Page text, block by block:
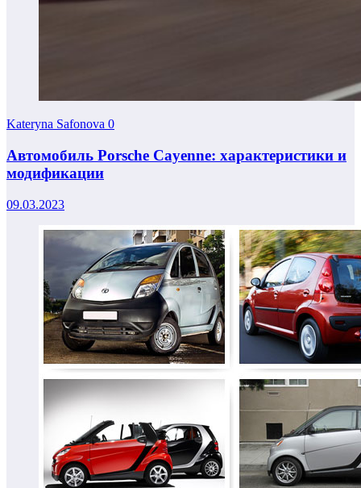
Kateryna Safonova 0
Автомобиль Porsche Cayenne: характеристики и
модификации
09.03.2023